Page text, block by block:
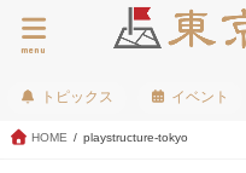
menu
トピックス イベント
HOME playstructure-tokyo